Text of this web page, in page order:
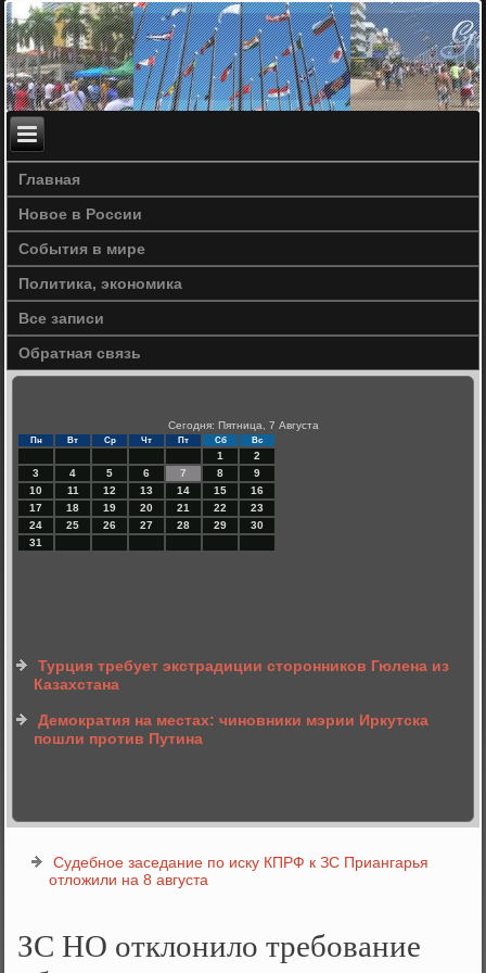
Главная
Новое в России
События в мире
Политика, экономика
Все записи
Обратная связь
Сегодня: Пятница, 7 Августа
Пн Вт Ср Чт Пт Сб Вс
1
2
3
4 5 6 7 8
9
10
11 12 13 14 15
16
17
18 19 20 21 22
23
24
25 26 27 28 29
30
31
Турция требует экстрадиции сторонников Гюлена из
Казахстана
Демократия на местах: чиновники мэрии Иркутска
пошли против Путина
Судебное заседание по иску КПРФ к ЗС Приангарья
отложили на 8 августа
ЗС НО отклонило требование